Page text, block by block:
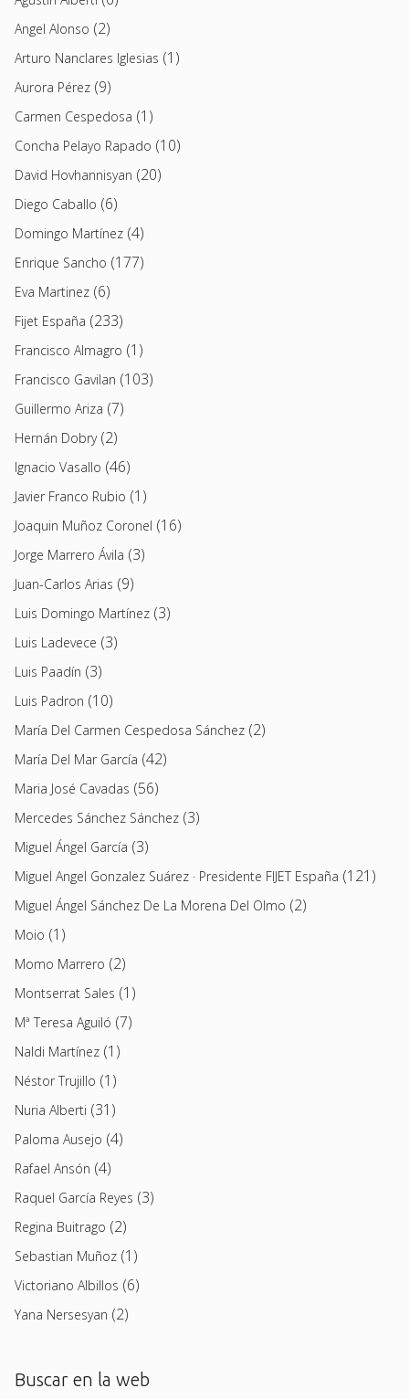
Angel Alonso (2)
Arturo Nanclares Iglesias (1)
Aurora Pérez (9)
Carmen Cespedosa (1)
Concha Pelayo Rapado (10)
David Hovhannisyan (20)
Diego Caballo (6)
Domingo Martínez (4)
Enrique Sancho (177)
Eva Martinez (6)
Fijet España (233)
Francisco Almagro (1)
Francisco Gavilan (103)
Guillermo Ariza (7)
Hernán Dobry(2)
Ignacio Vasallo (46)
Javier Franco Rubio (1)
Joaquin Muñoz Coronel (16)
Jorge Marrero Ávila (3)
Juan-Carlos Arias (9)
Luis Domingo Martínez (3)
Luis Ladevece (3)
Luis Paadín (3)
Luis Padron (10)
María Del Carmen Cespedosa Sánchez (2)
María Del Mar García (42)
Maria José Cavadas (56)
Mercedes Sánchez Sánchez (3)
Miguel Ángel García (3)
Miguel Angel Gonzalez Suárez · Presidente FIJET España (121)
Miguel Ángel Sánchez De La Morena Del Olmo (2)
Moio (1)
Momo Marrero (2)
Montserrat Sales (1)
Mª Teresa Aguiló (7)
Naldi Martínez (1)
Néstor Trujillo (1)
Nuria Alberti (31)
Paloma Ausejo (4)
Rafael Ansón (4)
Raquel García Reyes (3)
Regina Buitrago (2)
Sebastian Muñoz (1)
Victoriano Albillos (6)
Yana Nersesyan (2)
Buscar en la web